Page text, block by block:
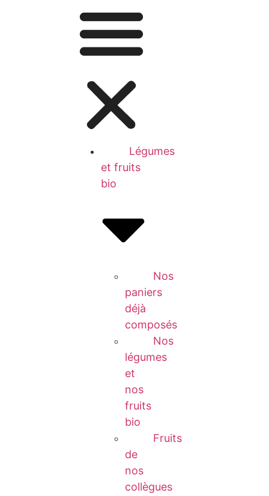
Légumes
et fruits
bio
Nos
paniers
déjà
composés
Nos
légumes
et
nos
fruits
bio
Fruits
de
nos
collègues